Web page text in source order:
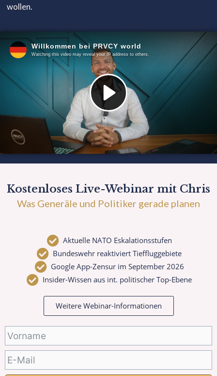
wollen.
Kostenloses Live-Webinar mit Chris
Was Generäle und Politiker gerade planen
Aktuelle NATO Eskalationsstufen
Bundeswehr reaktiviert Tieffluggebiete
Google App-Zensur im September 2026
Insider-Wissen aus int. politischer Top-Ebene
Weitere Webinar-Informationen